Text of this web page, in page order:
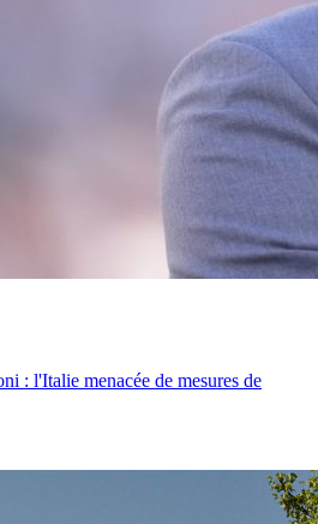
: l'Italie menacée de mesures de